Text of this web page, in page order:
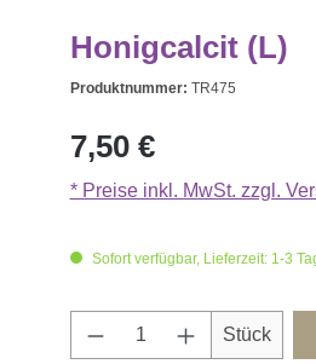
Honigcalcit (L)
Produktnummer: TR475
Regulärer Preis:
7,50 €
* Preise inkl. MwSt. zzgl.
Sofort verfügbar, Lieferzeit: 1-3
Produkt Anzahl:
Stück